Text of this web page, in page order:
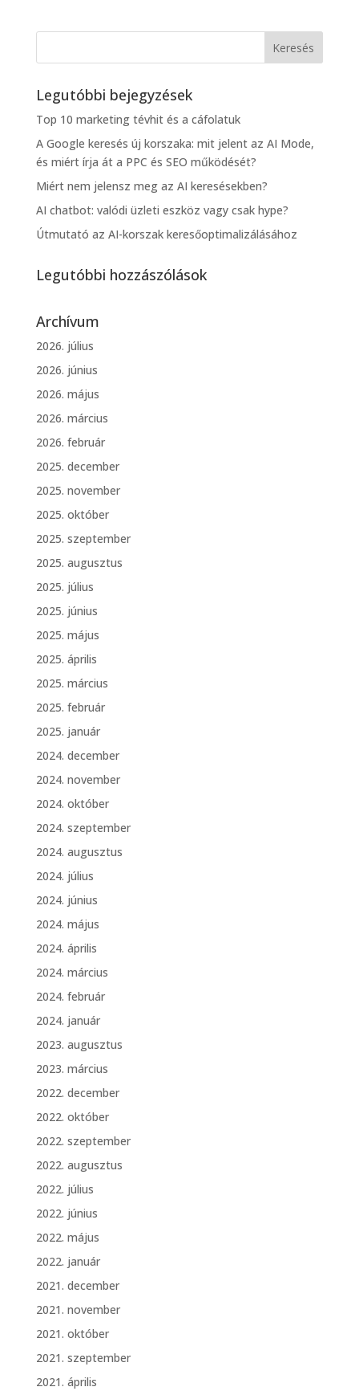
Legutóbbi bejegyzések
Top 10 marketing tévhit és a cáfolatuk
A Google keresés új korszaka: mit jelent az AI Mode,
és miért írja át a PPC és SEO működését?
Miért nem jelensz meg az AI keresésekben?
AI chatbot: valódi üzleti eszköz vagy csak hype?
Útmutató az AI-korszak keresőoptimalizálásához
Legutóbbi hozzászólások
Archívum
2026. július
2026. június
2026. május
2026. március
2026. február
2025. december
2025. november
2025. október
2025. szeptember
2025. augusztus
2025. július
2025. június
2025. május
2025. április
2025. március
2025. február
2025. január
2024. december
2024. november
2024. október
2024. szeptember
2024. augusztus
2024. július
2024. június
2024. május
2024. április
2024. március
2024. február
2024. január
2023. augusztus
2023. március
2022. december
2022. október
2022. szeptember
2022. augusztus
2022. július
2022. június
2022. május
2022. január
2021. december
2021. november
2021. október
2021. szeptember
2021. április